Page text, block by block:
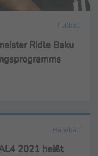
Fußball
Ridle Baku
Handball
2021 heißt